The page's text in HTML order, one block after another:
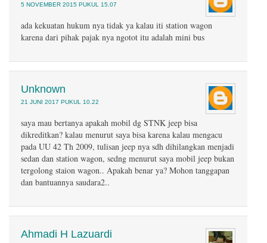
5 NOVEMBER 2015 PUKUL 15.07
ada kekuatan hukum nya tidak ya kalau iti station wagon
karena dari pihak pajak nya ngotot itu adalah mini bus
Unknown
21 JUNI 2017 PUKUL 10.22
saya mau bertanya apakah mobil dg STNK jeep bisa
dikreditkan? kalau menurut saya bisa karena kalau mengacu
pada UU 42 Th 2009, tulisan jeep nya sdh dihilangkan menjadi
sedan dan station wagon, sedng menurut saya mobil jeep bukan
tergolong staion wagon.. Apakah benar ya? Mohon tanggapan
dan bantuannya saudara2..
Ahmadi H Lazuardi